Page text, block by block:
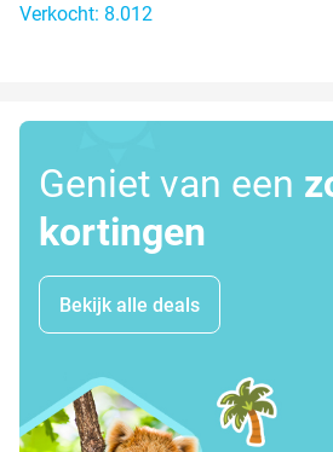
Verkocht: 8.012
Geniet van een
kortingen
Bekijk alle deals